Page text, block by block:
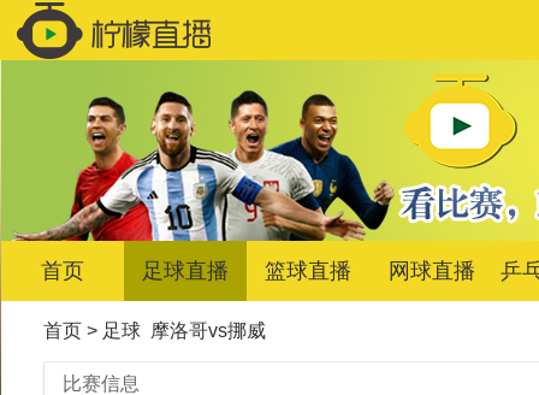
首页 足球直播 篮球直播 网球直播 乒
首页> 足球 摩洛哥vs挪威
比赛信息